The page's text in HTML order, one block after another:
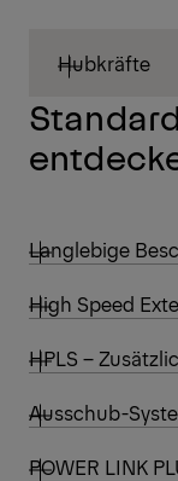
Hubkräfte
Langlebige
High Speed
HPLS –
Ausschub-
POWER LINK